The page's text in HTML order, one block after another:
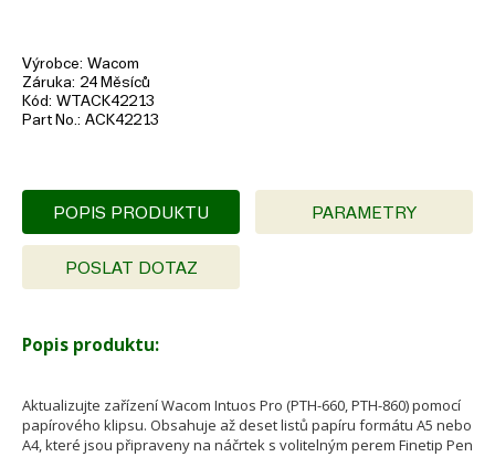
Výrobce Wacom
Záruka 24 Měsíců
Kód WTACK42213
Part No. ACK42213
POPIS PRODUKTU PARAMETRY
POSLAT DOTAZ
Popis produktu:
Aktualizujte zařízení Wacom Intuos Pro (PTH-660, PTH-860) pomocí
papírového klipsu. Obsahuje až deset listů papíru formátu A5 nebo
A4, které jsou připraveny na náčrtek s volitelným perem Finetip Pen